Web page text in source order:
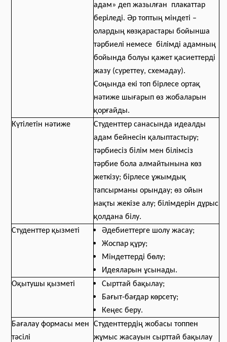
адам» деп жазылған плакаттар
беріледі. Әр топтың міндеті –
олардың көзқарастары бойынша
тәрбиелі немесе білімді адамның
бойында болуы қажет қасиеттерді
жазу (суреттеу, схемадау).
Соңында екі топ бірлесе ортақ
нәтиже шығарып өз жобаларын
қорғайды.
Күтілетін нәтиже
Студенттер санасында идеалды
адам бейнесін қалыптастыру;
тәрбиесіз білім мен білімсіз
тәрбие бола алмайтынына көз
жеткізу; бірлесе ұжымдық
тапсырманы орындау; өз ойын
нақты жекізе алу; білімдерін дұрыс
қолдана білу.
Студенттер қызметі
Әдебиеттерге шолу жасау;
Жоспар құру;
Міндеттерді бөлу;
Идеяларын ұсынады.
Оқытушы қызметі
Сырттай бақылау;
Бағыт-бағдар көрсету;
Кеңес беру.
Бағалау формасы мен
тәсілі
Студенттердің жобасы топпен
жұмыс жасауын сырттай бақылау